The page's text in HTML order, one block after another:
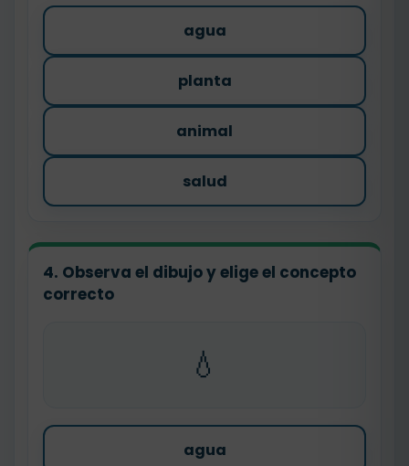
agua
planta
animal
salud
4. Observa el dibujo y elige el concepto
correcto
💧
agua